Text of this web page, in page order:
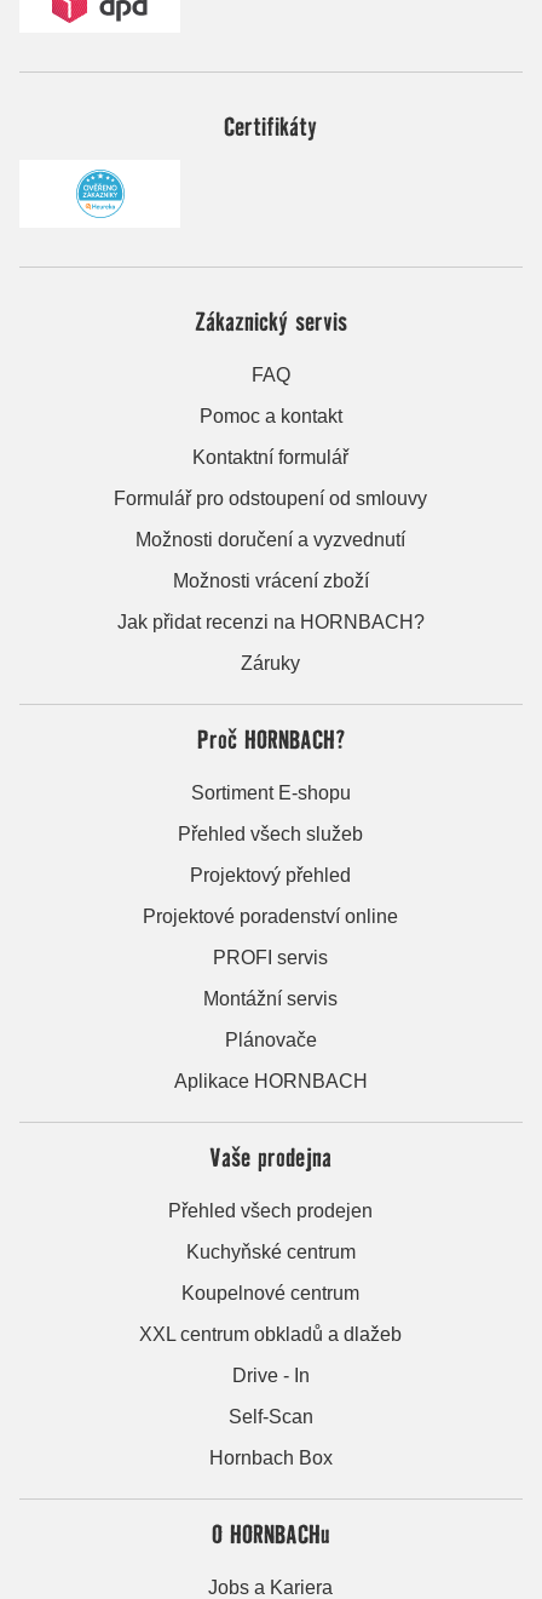
Certifikáty
Zákaznický servis
FAQ
Pomoc a kontakt
Kontaktní formulář
Formulář pro odstoupení od smlouvy
Možnosti doručení a vyzvednutí
Možnosti vrácení zboží
Jak přidat recenzi na HORNBACH?
Záruky
Proč HORNBACH?
Sortiment E-shopu
Přehled všech služeb
Projektový přehled
Projektové poradenství online
PROFI servis
Montážní servis
Plánovače
Aplikace HORNBACH
Vaše prodejna
Přehled všech prodejen
Kuchyňské centrum
Koupelnové centrum
XXL centrum obkladů a dlažeb
Drive - In
Self-Scan
Hornbach Box
O HORNBACHu
Jobs a Kariera